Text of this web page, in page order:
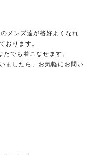
メンズ達が格好よくなれ
おります。
でも着こなせます。
ましたら、お気軽にお問い